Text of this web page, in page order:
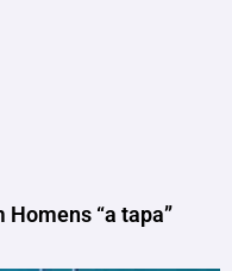
“a tapa”